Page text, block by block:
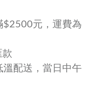
$2500元，運費為
溫配送，當日中午